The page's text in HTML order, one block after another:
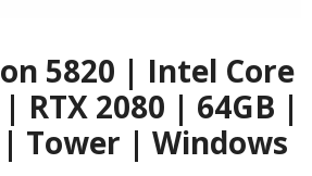
5820 | Intel Core
RTX 2080 | 64GB |
| Tower | Windows